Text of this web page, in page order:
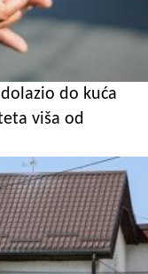
do kuća
viša od